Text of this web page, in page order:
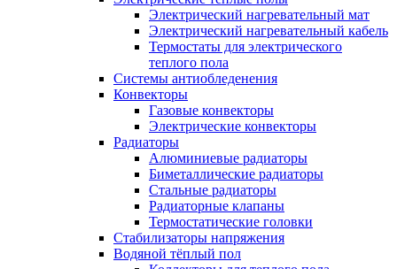
Электрический нагревательный мат
Электрический нагревательный кабель
Термостаты для электрического
теплого пола
Системы антиобледенения
Конвекторы
Газовые конвекторы
Электрические конвекторы
Радиаторы
Алюминиевые радиаторы
Биметаллические радиаторы
Стальные радиаторы
Радиаторные клапаны
Термостатические головки
Стабилизаторы напряжения
Водяной тёплый пол